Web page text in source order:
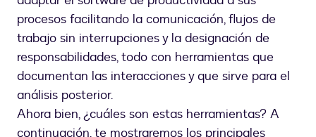
procesos facilitando la comunicación, flujos de
trabajo sin interrupciones y la designación de
responsabilidades, todo con herramientas que
documentan las interacciones y que sirve para el
análisis posterior.
Ahora bien, ¿cuáles son estas herramientas? A
continuación, te mostraremos los principales